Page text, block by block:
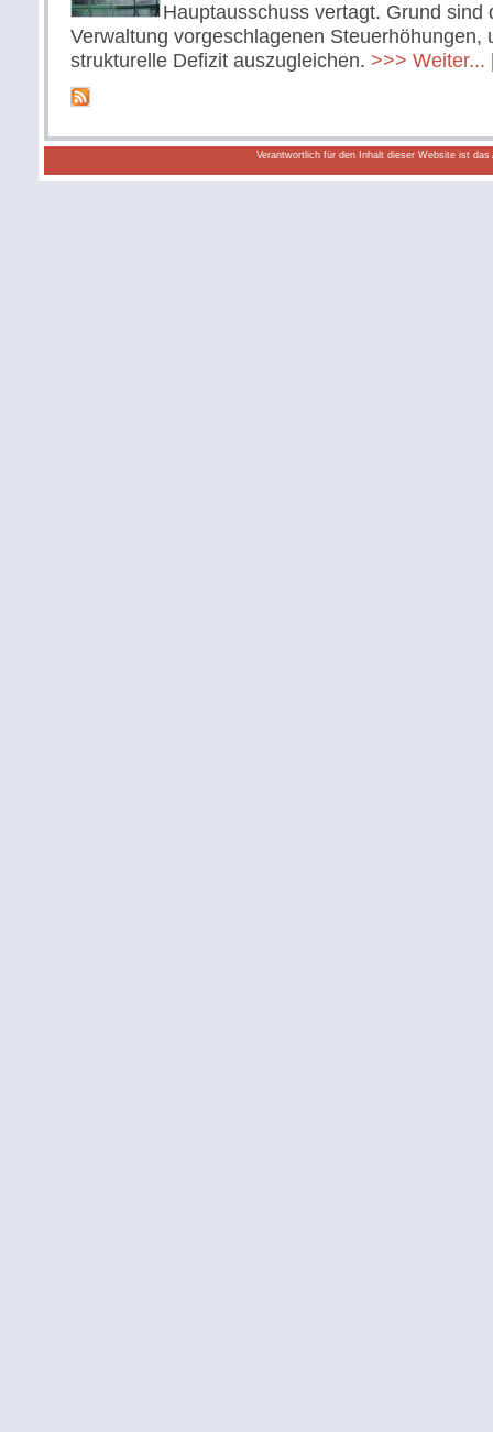
Hauptausschuss vertagt. Grund sind
Verwaltung vorgeschlagenen Steuerhöhungen,
strukturelle Defizit auszugleichen. >>> Weiter...
Verantwortlich für den Inhalt dieser Website ist